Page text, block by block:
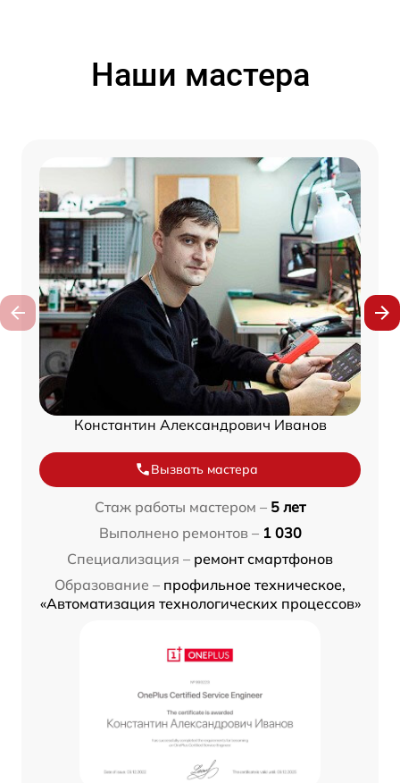
Наши мастера
Константин Александрович Иванов
Вызвать мастера
Стаж работы мастером – 5 лет
Выполнено ремонтов – 1 030
Специализация – ремонт смартфонов
Образование – профильное техническое,
«Автоматизация технологических процессов»